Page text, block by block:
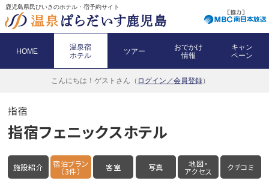
鹿児島県民びいきのホテル・宿予約サイト
HOME
温泉宿
ホテル
ツアー
おでかけ
情報
キャン
ペーン
こんにちは！ ゲストさん（ ログイン／会員登録）
指宿
指宿フェニックスホテル
施設紹介 宿泊プラン
（3件） 客室 写真 地図・
アクセス クチコミ